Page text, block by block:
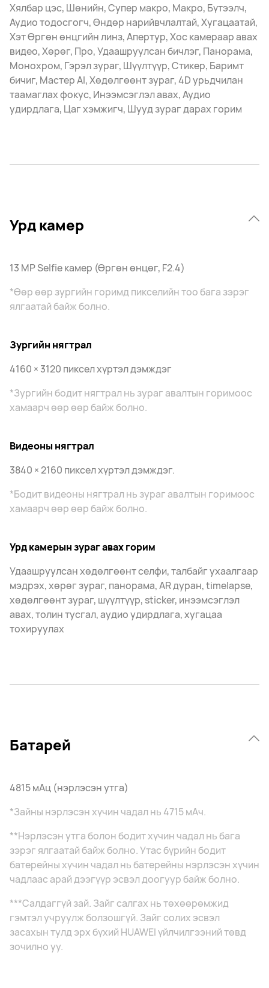
Хялбар цэс, Шөнийн, Супер макро, Макро, Бүтээлч,
Аудио тодосгогч, Өндөр нарийвчлалтай, Хугацаатай,
Хэт Өргөн өнцгийн линз, Апертур, Хос камераар авах
видео, Хөрөг, Про, Удаашруулсан бичлэг, Панорама,
Монохром, Гэрэл зураг, Шүүлтүүр, Стикер, Баримт
бичиг, Мастер AI, Хөдөлгөөнт зураг, 4D урьдчилан
таамаглах фокус, Инээмсэглэл авах, Аудио
удирдлага, Цаг хэмжигч, Шууд зураг дарах горим
Урд камер
13 MP Selfie камер (Өргөн өнцөг, F2.4)
*Өөр өөр зургийн горимд пикселийн тоо бага зэрэг
ялгаатай байж болно.
Зургийн нягтрал
4160 × 3120 пиксел хүртэл дэмждэг
*Зургийн бодит нягтрал нь зураг авалтын горимоос
хамаарч өөр өөр байж болно.
Видеоны нягтрал
3840 × 2160 пиксел хүртэл дэмждэг.
*Бодит видеоны нягтрал нь зураг авалтын горимоос
хамаарч өөр өөр байж болно.
Урд камерын зураг авах горим
Удаашруулсан хөдөлгөөнт селфи, талбайг ухаалгаар
мэдрэх, хөрөг зураг, панорама, AR дуран, timelapse,
хөдөлгөөнт зураг, шүүлтүүр, sticker, инээмсэглэл
авах, толин тусгал, аудио удирдлага, хугацаа
тохируулах
Батарей
4815 мАц (нэрлэсэн утга)
*Зайны нэрлэсэн хүчин чадал нь 4715 мАч.
**Нэрлэсэн утга болон бодит хүчин чадал нь бага
зэрэг ялгаатай байж болно. Утас бүрийн бодит
батерейны хүчин чадал нь батерейны нэрлэсэн хүчин
чадлаас арай дээгүүр эсвэл доогуур байж болно.
***Салдаггүй зай. Зайг салгах нь төхөөрөмжид
гэмтэл учруулж болзошгүй. Зайг солих эсвэл
засахын тулд эрх бүхий HUAWEI үйлчилгээний төвд
зочилно уу.